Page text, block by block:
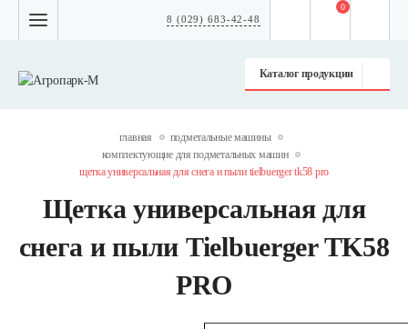
8 (029) 683-42-48
Каталог продукции
0
главная
подметальные машины
комплектующие для подметальных машин
щетка универсальная для снега и пыли tielbuerger tk58 pro
Щетка универсальная для
снега и пыли Tielbuerger TK58
PRO